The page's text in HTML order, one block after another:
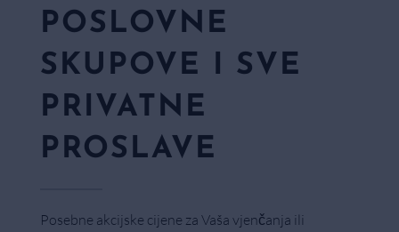
POSLOVNE
SKUPOVE I SVE
PRIVATNE
PROSLAVE
Posebne akcijske cijene za Vaša vjenčanja ili